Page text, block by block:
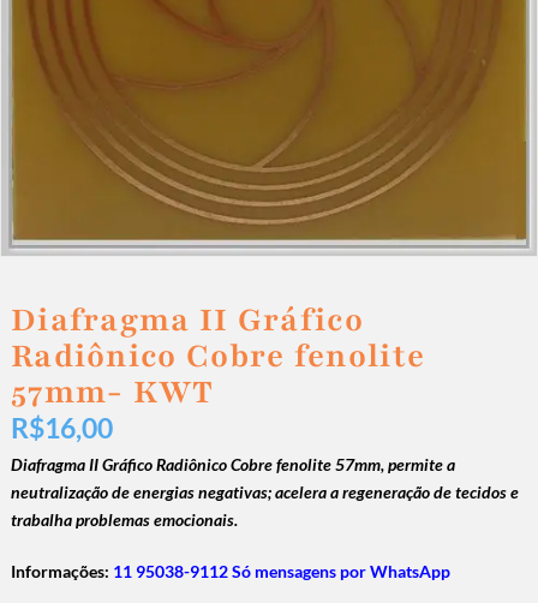
Diafragma II Gráfico
Radiônico Cobre fenolite
57mm- KWT
R$16,00
Diafragma II Gráfico Radiônico Cobre fenolite 57mm,permite a
neutralização de energias negativas; acelera a regeneração de tecidos e
trabalha problemas emocionais.
Informações: 11 95038-9112 Só mensagens por WhatsApp